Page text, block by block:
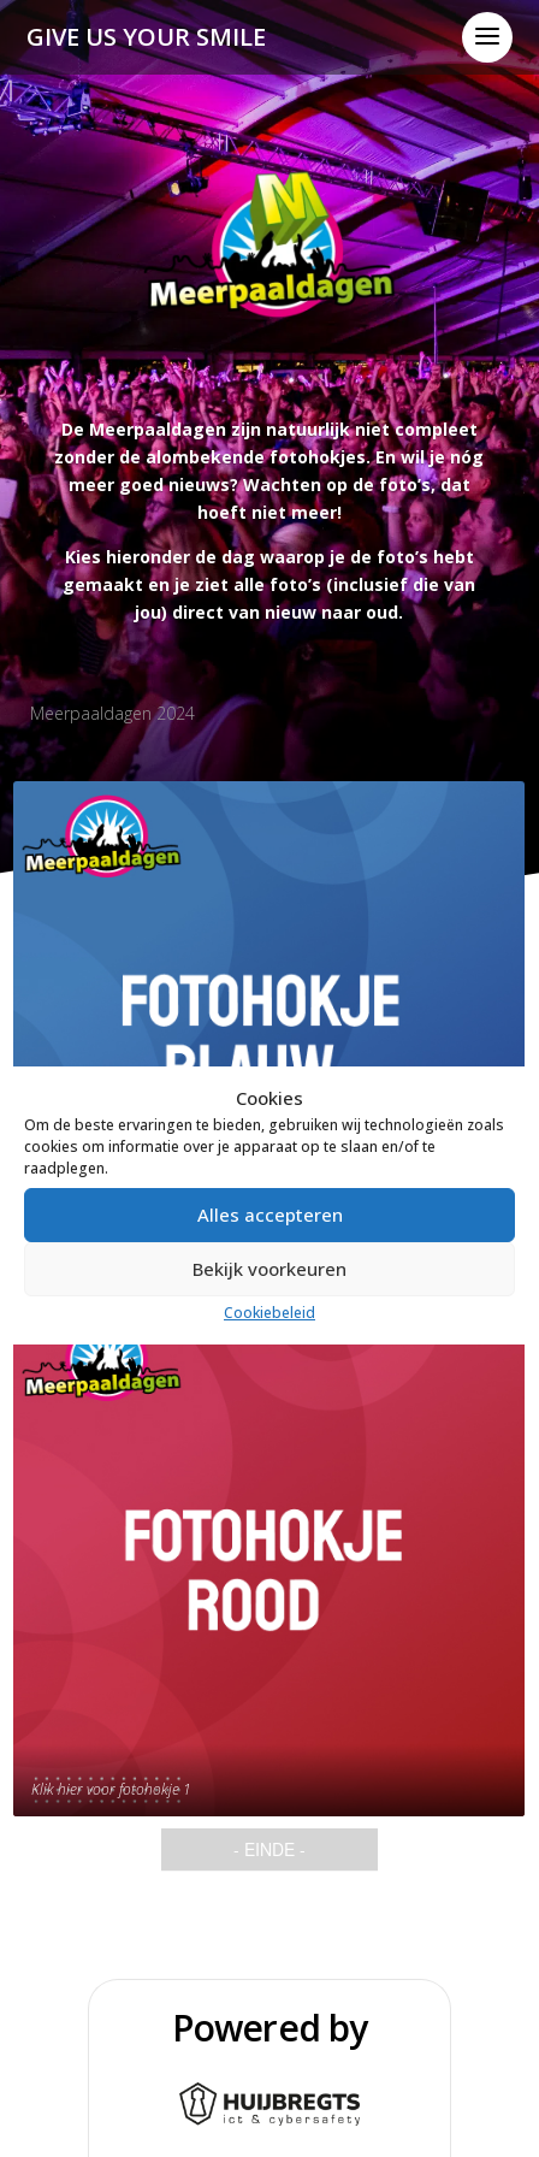
Cookies
Om de beste ervaringen te bieden, gebruiken wij technologieën zoals
cookies om informatie over je apparaat op te slaan en/of te
raadplegen.
Alles accepteren
Bekijk voorkeuren
Cookiebeleid
GIVE US YOUR SMILE a
De Meerpaaldagen zijn natuurlijk niet compleet
zonder de alombekende fotohokjes. En wil je nóg
meer goed nieuws? Wachten op de foto’s, dat
hoeft niet meer!
Kies hieronder de dag waarop je de foto’s hebt
gemaakt en je ziet alle foto’s (inclusief die van
jou) direct van nieuw naar oud.
Meerpaaldagen 2024
Klik hier voor fotohokje 1
- EINDE -
Powered by